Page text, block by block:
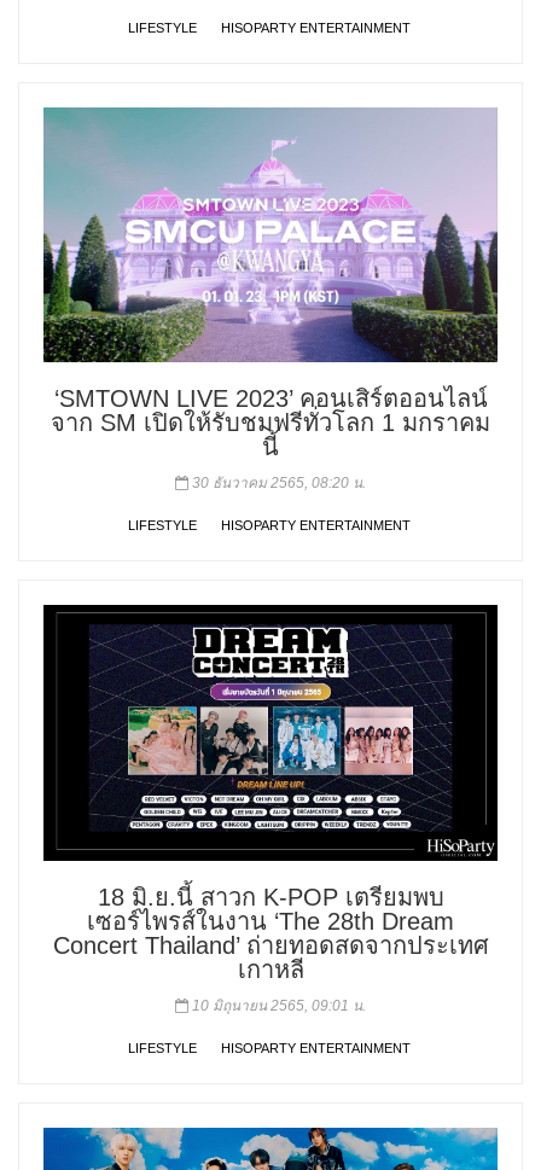
LIFESTYLE HISOPARTY ENTERTAINMENT
‘SMTOWN LIVE 2023’ คอนเสิร์ตออนไลน์
จาก SM เปิดให้รับชมฟรีทั่วโลก 1 มกราคม
นี้
30 ธันวาคม 2565, 08:20 น.
LIFESTYLE HISOPARTY ENTERTAINMENT
18 มิ.ย.นี้ สาวก K-POP เตรียมพบ
เซอร์ไพรส์ในงาน ‘The 28th Dream
Concert Thailand’ ถ่ายทอดสดจากประเทศ
เกาหลี
10 มิถุนายน 2565, 09:01 น.
LIFESTYLE HISOPARTY ENTERTAINMENT